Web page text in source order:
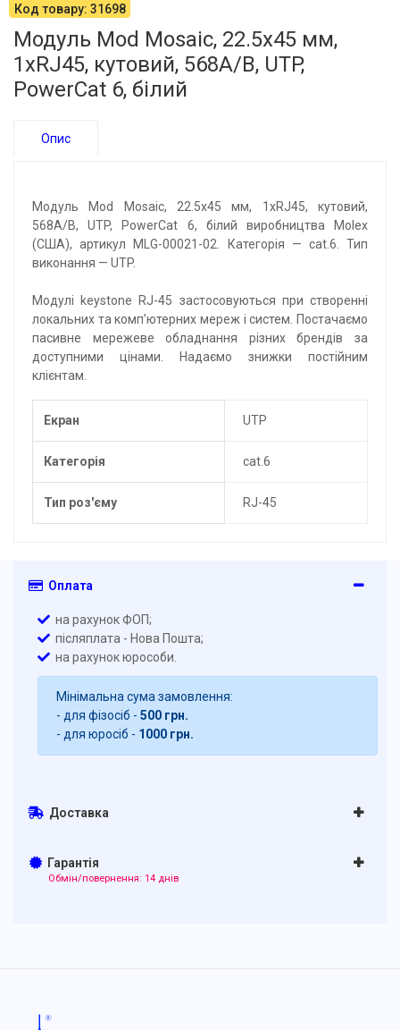
Код товару: 31698
Модуль Mod Mosaic, 22.5x45 мм,
1xRJ45, кутовий, 568A/B, UTP,
PowerCat 6, білий
Опис
Модуль Mod Mosaic, 22.5х45 мм, 1xRJ45, кутовий,
568A/B, UTP, PowerCat 6, білий виробництва Molex
(США), артикул MLG-00021-02. Категорія — cat.6. Тип
виконання — UTP.
Модулі keystone RJ-45 застосовуються при створенні
локальних та комп’ютерних мереж і систем. Постачаємо
пасивне мережеве обладнання різних брендів за
доступними цінами. Надаємо знижки постійним
клієнтам.
Екран UTP
Категорія cat.6
Тип роз'єму RJ-45
Оплата
на рахунок ФОП;
післяплата - Нова Пошта;
на рахунок юрособи.
Мінімальна сума замовлення:
- для фізосіб - 500 грн.
- для юросіб - 1000 грн.
Доставка
Гарантія
Обмін/повернення: 14 днів